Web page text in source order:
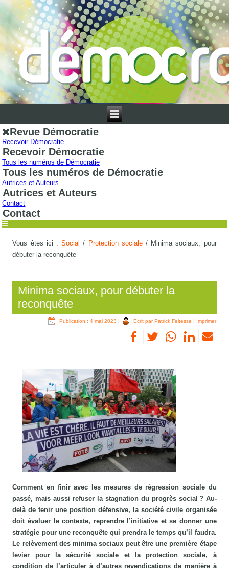
Revue Démocratie
Recevoir Démocratie
Recevoir Démocratie
Tous les numéros de Démocratie
Tous les numéros de Démocratie
Autrices et Auteurs
Autrices et Auteurs
Contact
Contact
Vous êtes ici :Social / Protection sociale/ Minima sociaux, pour
débuter la reconquête
Minima sociaux, pour débuter la
reconquête
Publication : 4 mai 2023 | Écrit par Patrick Feltesse | Imprimer
Comment en finir avec les mesures de régression sociale du
passé, mais aussi refuser la stagnation du progrès social ? Au-
delà de tenir une position défensive, la société civile organisée
doit évaluer le contexte, reprendre l’initiative et se donner une
stratégie pour une reconquête qui prendra le temps qu’il faudra.
Le relèvement des minima sociaux peut être une première étape
levier pour la sécurité sociale et la protection sociale, à
condition de l’articuler à d’autres revendications de manière à